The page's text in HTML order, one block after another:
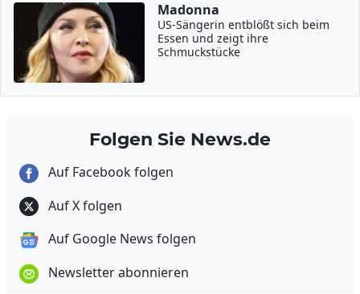
Madonna
US-Sängerin entblößt sich beim
Essen und zeigt ihre
Schmuckstücke
Folgen Sie News.de
Auf Facebook folgen
Auf X folgen
Auf Google News folgen
Newsletter abonnieren